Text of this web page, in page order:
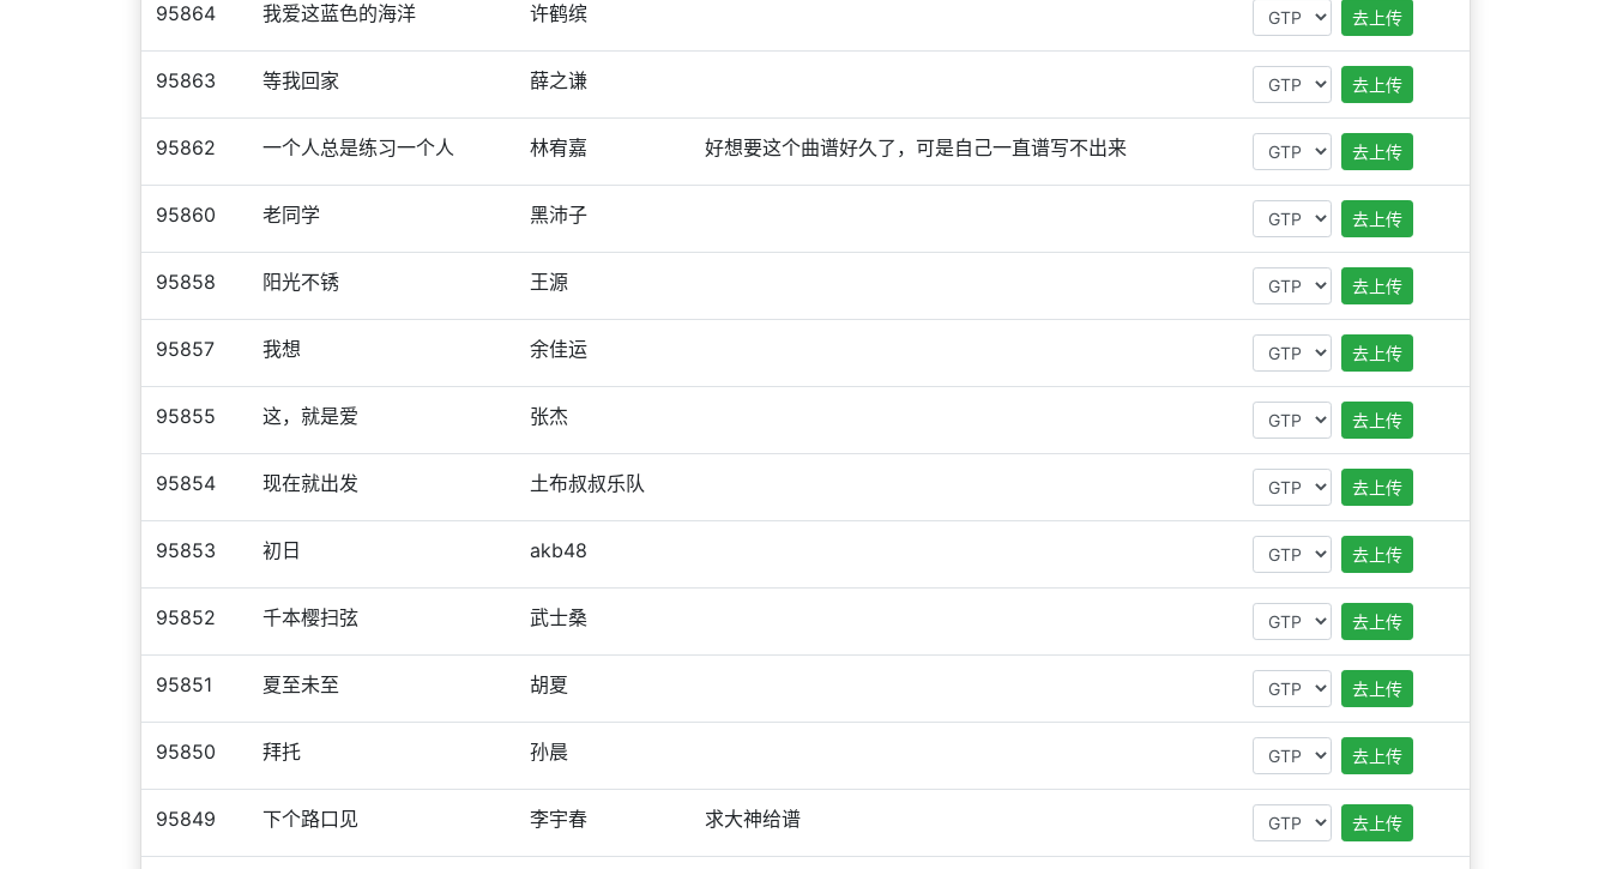
95864 我爱这蓝色的海洋 许鹤缤 去上传
95863 等我回家 薛之谦 去上传
95862 一个人总是练习一个人 林宥嘉 好想要这个曲谱好久了，可是自己一直谱写不出来 去上传
95860 老同学 黑沛子 去上传
95858 阳光不锈 王源 去上传
95857 我想 余佳运 去上传
95855 这，就是爱 张杰 去上传
95854 现在就出发 土布叔叔乐队 去上传
95853 初日 akb48 去上传
95852 千本樱扫弦 武士桑 去上传
95851 夏至未至 胡夏 去上传
95850 拜托 孙晨 去上传
95849 下个路口见 李宇春 求大神给谱 去上传